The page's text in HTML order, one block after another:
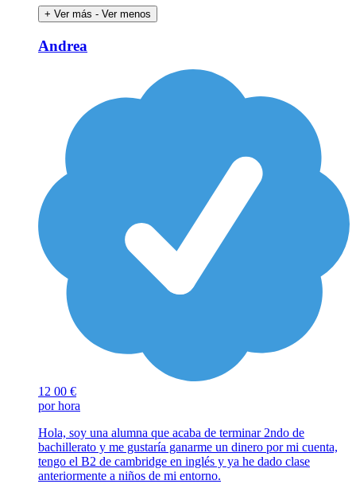
+ Ver más - Ver menos
Andrea
12 00 €
por hora
Hola, soy una alumna que acaba de terminar 2ndo de
bachillerato y me gustaría ganarme un dinero por mi cuenta,
tengo el B2 de cambridge en inglés y ya he dado clase
anteriormente a niños de mi entorno.